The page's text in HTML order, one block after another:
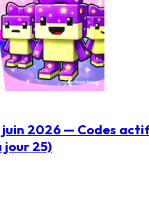
juin 2026 — Codes
jour 25)